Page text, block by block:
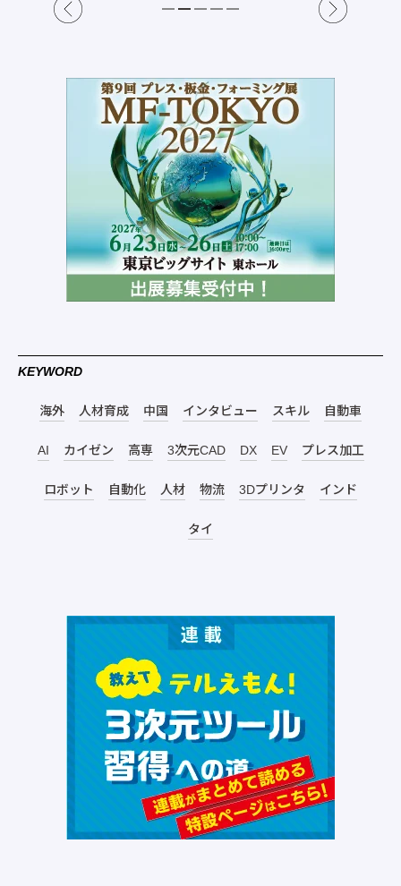
KEYWORD
海外 人材育成 中国 インタビュー スキル 自動車
AI カイゼン 高専 3次元CAD DX EV プレス加工
ロボット 自動化 人材 物流 3Dプリンタ インド
タイ